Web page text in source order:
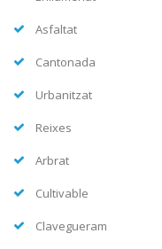
Asfaltat
Cantonada
Urbanitzat
Reixes
Arbrat
Cultivable
Clavegueram